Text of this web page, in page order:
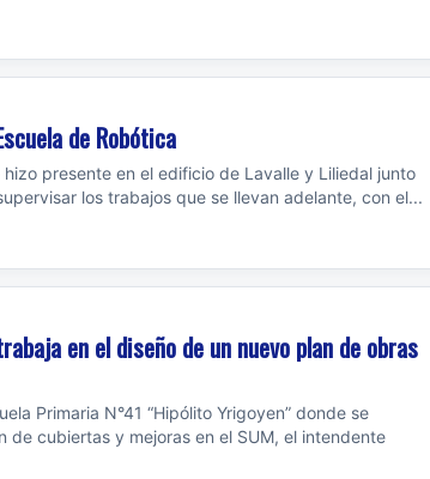
de Robótica
presente en el edificio de Lavalle y Liliedal junto
los trabajos que se llevan adelante, con el...
en el diseño de un nuevo plan de obras
Primaria N°41 “Hipólito Yrigoyen” donde se
de cubiertas y mejoras en el SUM, el intendente